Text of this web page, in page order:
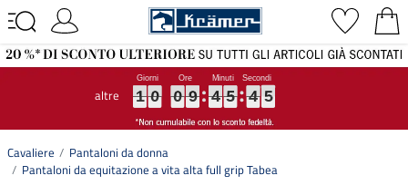
altre 1
1
1
1 0
0
0
0 0
0
0
0 9
9
9
9 4
4
4
4 5
5
5
5 4
4
4
4 4
4
4
4
Cavaliere
Pantaloni da donna
Pantaloni da equitazione a vita alta full grip Tabea